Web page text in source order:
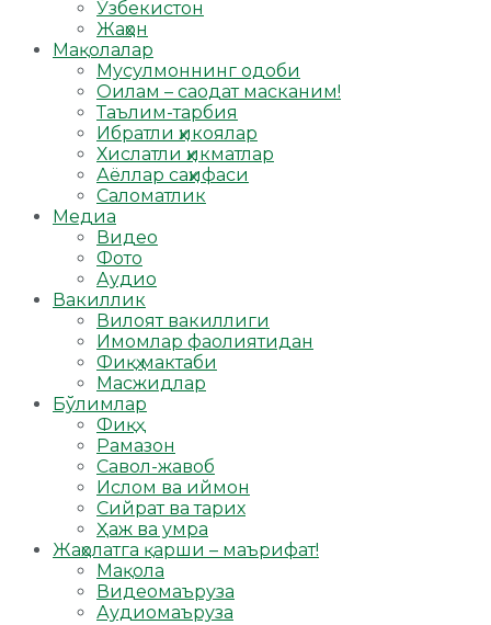
Ўзбекистон
Жаҳон
Мақолалар
Мусулмоннинг одоби
Оилам – саодат масканим!
Таълим-тарбия
Ибратли ҳикоялар
Хислатли ҳикматлар
Аёллар саҳифаси
Саломатлик
Медиа
Видео
Фото
Аудио
Вакиллик
Вилоят вакиллиги
Имомлар фаолиятидан
Фиқҳ мактаби
Масжидлар
Бўлимлар
Фиқҳ
Рамазон
Савол-жавоб
Ислом ва иймон
Сийрат ва тарих
Ҳаж ва умра
Жаҳолатга қарши – маърифат!
Мақола
Видеомаъруза
Аудиомаъруза